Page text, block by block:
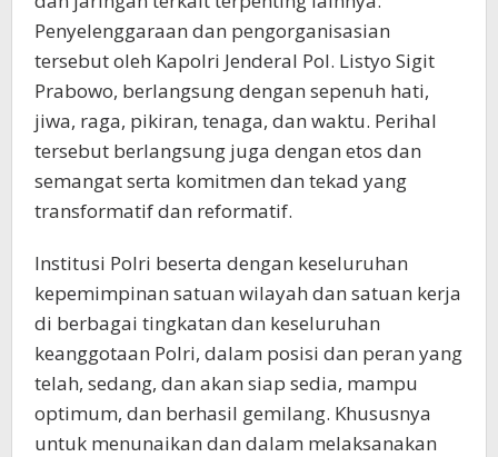
Penyelenggaraan dan pengorganisasian
tersebut oleh Kapolri Jenderal Pol. Listyo Sigit
Prabowo, berlangsung dengan sepenuh hati,
jiwa, raga, pikiran, tenaga, dan waktu. Perihal
tersebut berlangsung juga dengan etos dan
semangat serta komitmen dan tekad yang
transformatif dan reformatif.
Institusi Polri beserta dengan keseluruhan
kepemimpinan satuan wilayah dan satuan kerja
di berbagai tingkatan dan keseluruhan
keanggotaan Polri, dalam posisi dan peran yang
telah, sedang, dan akan siap sedia, mampu
optimum, dan berhasil gemilang. Khususnya
untuk menunaikan dan dalam melaksanakan